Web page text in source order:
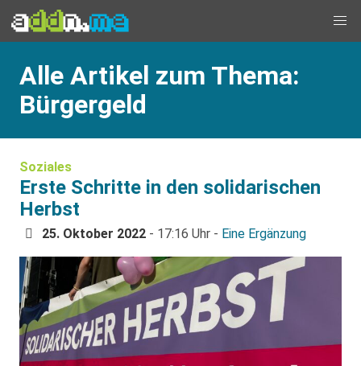
Alle Artikel zum Thema:
Bürgergeld
Soziales
Erste Schritte in den solidarischen
Herbst
25. Oktober 2022 - 17:16 Uhr - Eine Ergänzung